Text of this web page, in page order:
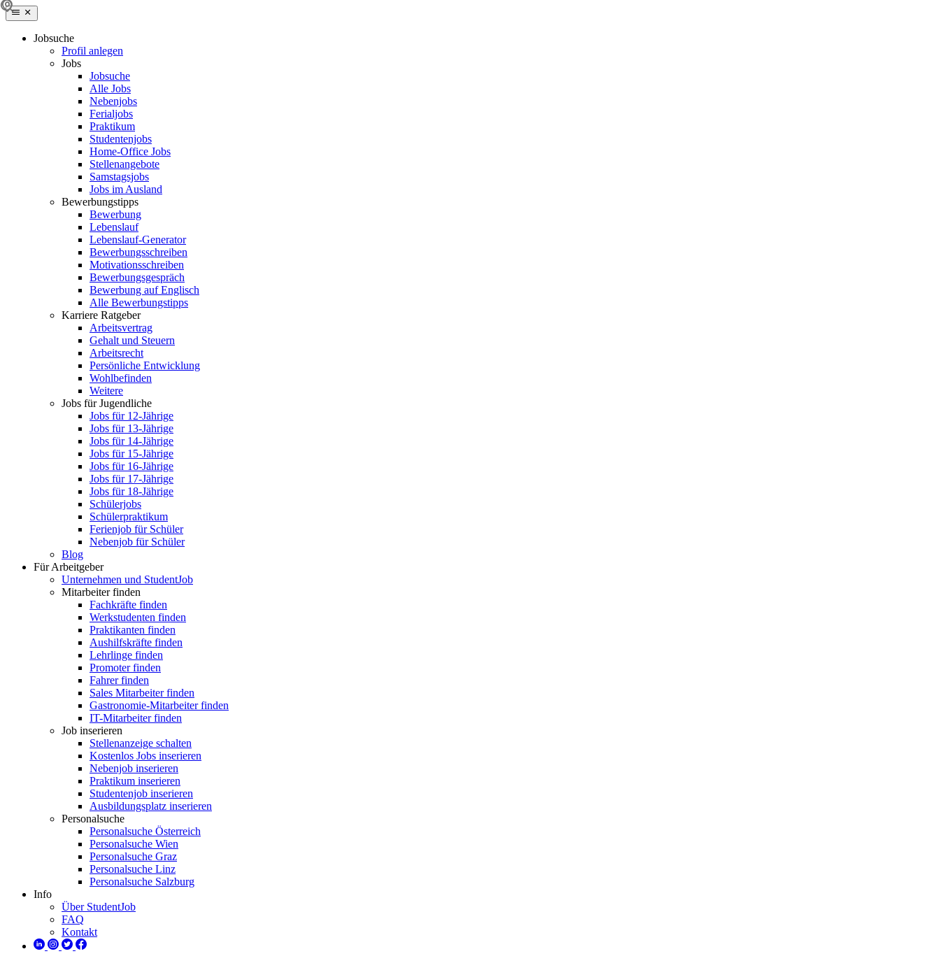
Jobsuche
Profil anlegen
Jobs
Jobsuche
Alle Jobs
Nebenjobs
Ferialjobs
Praktikum
Studentenjobs
Home-Office Jobs
Stellenangebote
Samstagsjobs
Jobs im Ausland
Bewerbungstipps
Bewerbung
Lebenslauf
Lebenslauf-Generator
Bewerbungsschreiben
Motivationsschreiben
Bewerbungsgespräch
Bewerbung auf Englisch
Alle Bewerbungstipps
Karriere Ratgeber
Arbeitsvertrag
Gehalt und Steuern
Arbeitsrecht
Persönliche Entwicklung
Wohlbefinden
Weitere
Jobs für Jugendliche
Jobs für 12-Jährige
Jobs für 13-Jährige
Jobs für 14-Jährige
Jobs für 15-Jährige
Jobs für 16-Jährige
Jobs für 17-Jährige
Jobs für 18-Jährige
Schülerjobs
Schülerpraktikum
Ferienjob für Schüler
Nebenjob für Schüler
Blog
Für Arbeitgeber
Unternehmen und StudentJob
Mitarbeiter finden
Fachkräfte finden
Werkstudenten finden
Praktikanten finden
Aushilfskräfte finden
Lehrlinge finden
Promoter finden
Fahrer finden
Sales Mitarbeiter finden
Gastronomie-Mitarbeiter finden
IT-Mitarbeiter finden
Job inserieren
Stellenanzeige schalten
Kostenlos Jobs inserieren
Nebenjob inserieren
Praktikum inserieren
Studentenjob inserieren
Ausbildungsplatz inserieren
Personalsuche
Personalsuche Österreich
Personalsuche Wien
Personalsuche Graz
Personalsuche Linz
Personalsuche Salzburg
Info
Über StudentJob
FAQ
Kontakt